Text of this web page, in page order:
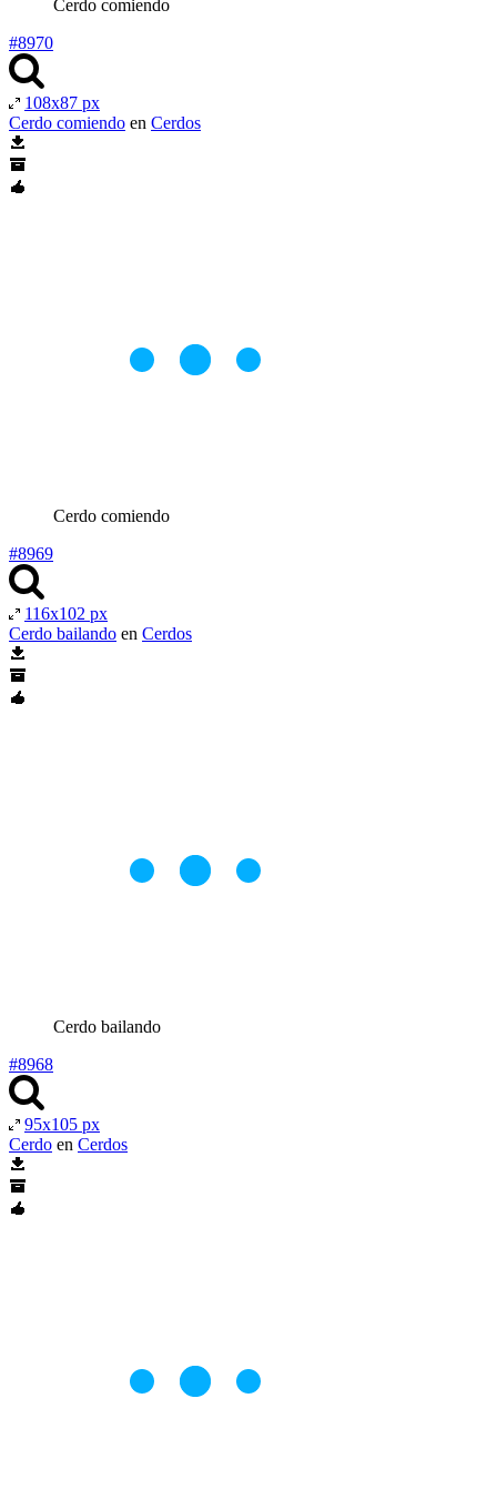
Cerdo comiendo
#8970
108x87 px
Cerdo comiendo en Cerdos
Cerdo comiendo
#8969
116x102 px
Cerdo bailando en Cerdos
Cerdo bailando
#8968
95x105 px
Cerdo en Cerdos